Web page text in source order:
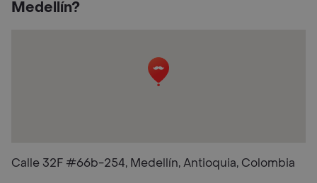
Medellín?
Calle 32F #66b-254, Medellín, Antioquia, Colombia